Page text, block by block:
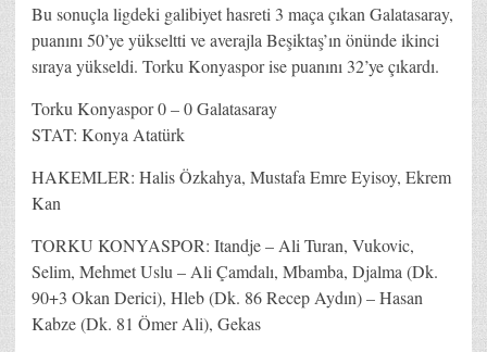
Bu sonuçla ligdeki galibiyet hasreti 3 maça çıkan Galatasaray,
puanını 50’ye yükseltti ve averajla Beşiktaş’ın önünde ikinci
sıraya yükseldi. Torku Konyaspor ise puanını 32’ye çıkardı.
Torku Konyaspor 0 – 0 Galatasaray
STAT: Konya Atatürk
HAKEMLER: Halis Özkahya, Mustafa Emre Eyisoy, Ekrem
Kan
TORKU KONYASPOR: Itandje – Ali Turan, Vukovic,
Selim, Mehmet Uslu – Ali Çamdalı, Mbamba, Djalma (Dk.
90+3 Okan Derici), Hleb (Dk. 86 Recep Aydın) – Hasan
Kabze (Dk. 81 Ömer Ali), Gekas